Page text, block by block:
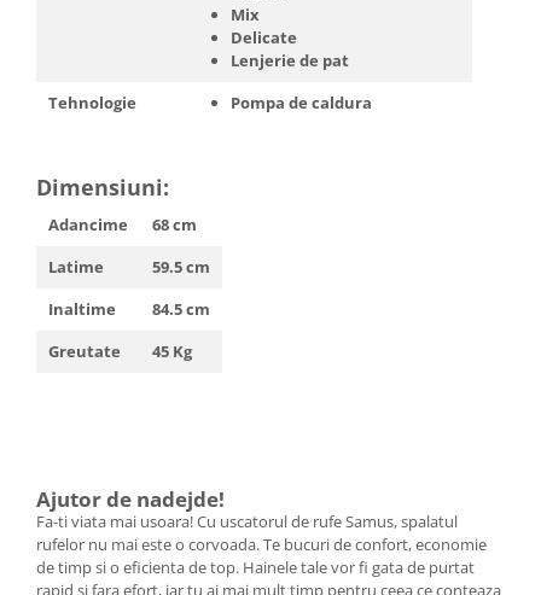
Mix
Delicate
Lenjerie de pat
Tehnologie
Pompa de caldura
Dimensiuni:
Adancime
68 cm
Latime
59.5 cm
Inaltime
84.5 cm
Greutate
45 Kg
Ajutor de nadejde!
Fa-ti viata mai usoara! Cu uscatorul de rufe Samus, spalatul
rufelor nu mai este o corvoada. Te bucuri de confort, economie
de timp si o eficienta de top. Hainele tale vor fi gata de purtat
rapid si fara efort, iar tu ai mai mult timp pentru ceea ce conteaza